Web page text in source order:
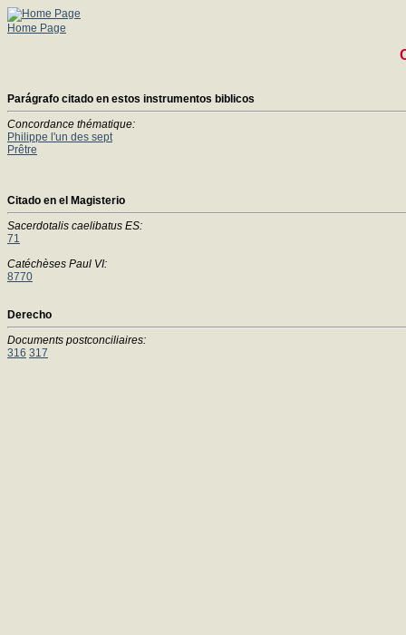
Home Page
Parágrafo citado en estos instrumentos biblicos
Concordance thématique:
Philippe l'un des sept
Prêtre
Citado en el Magisterio
Sacerdotalis caelibatus ES:
71
Catéchèses Paul VI:
8770
Derecho
Documents postconciliaires:
316 317